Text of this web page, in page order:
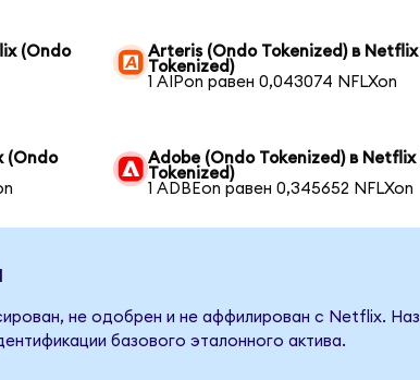
(Ondo
Arteris (Ondo Tokenized) в
Tokenized)
1 AIPon равен 0,043074 NFLXon
(Ondo
Adobe (Ondo Tokenized) в Netflix
Tokenized)
1 ADBEon равен 0,345652 NFLXon
не одобрен и не аффилирован с Netflix.
базового эталонного актива.